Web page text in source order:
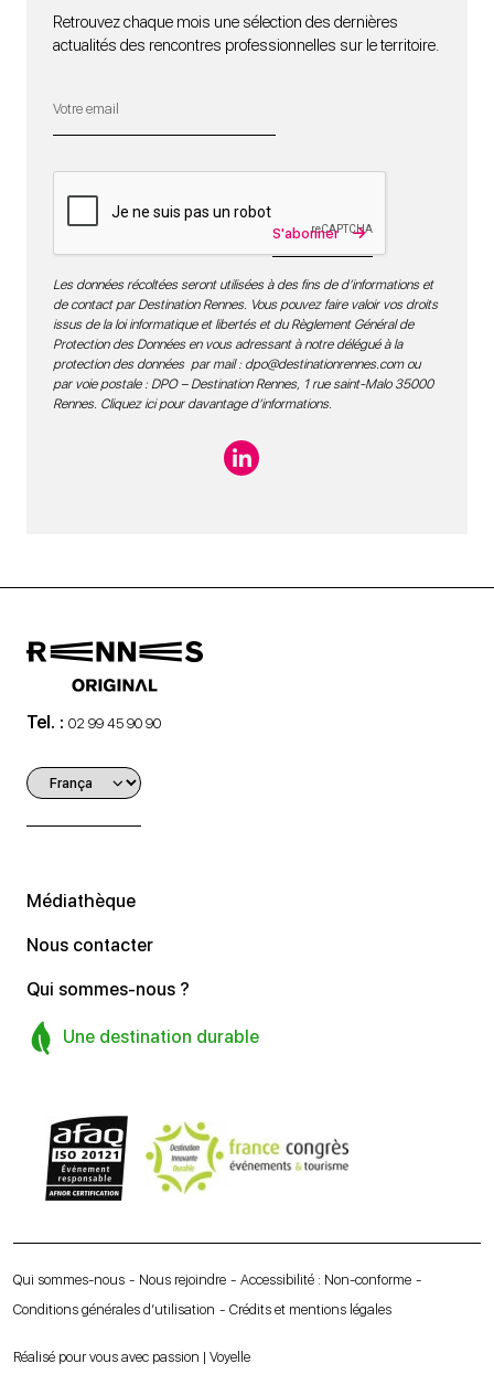
Retrouvez chaque mois une sélection des dernières
actualités des rencontres professionnelles sur le territoire.
S'abonner
Les données récoltées seront utilisées à des fins de d’informations et
de contact par Destination Rennes. Vous pouvez faire valoir vos droits
issus de la loi informatique et libertés et du Règlement Général de
Protection des Données en vous adressant à notre délégué à la
protection des données par mail : dpo@destinationrennes.comou
par voie postale : DPO – Destination Rennes, 1 rue saint-Malo 35000
Rennes. Cliquez ici pour davantage d’informations.
Tel. : 02 99 45 90 90
Médiathèque
Nous contacter
Qui sommes-nous ?
Une destination durable
Qui sommes-nous Nous rejoindre
Accessibilité : Non-conforme
Conditions générales d’utilisation
Crédits et mentions légales
Réalisé pour vous avec passion | Voyelle